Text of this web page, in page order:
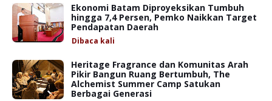
Ekonomi Batam Diproyeksikan Tumbuh
hingga 7,4 Persen, Pemko Naikkan Target
Pendapatan Daerah
Dibaca kali
Heritage Fragrance dan Komunitas Arah
Pikir Bangun Ruang Bertumbuh, The
Alchemist Summer Camp Satukan
Berbagai Generasi